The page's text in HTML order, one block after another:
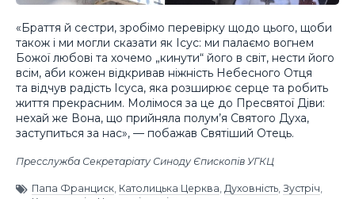
«Браття й сестри, зробімо перевірку щодо цього, щоби
також і ми могли сказати як Ісус: ми палаємо вогнем
Божої любові та хочемо „кинути“ його в світ, нести його
всім, аби кожен відкривав ніжність Небесного Отця
та відчув радість Ісуса, яка розширює серце та робить
життя прекрасним. Молімося за це до Пресвятої Діви:
нехай же Вона, що прийняла полум’я Святого Духа,
заступиться за нас», — побажав Святіший Отець.
Пресслужба Секретаріату Синоду Єпископів УГКЦ
Папа Франциск, Католицька Церква, Духовність, Зустріч,